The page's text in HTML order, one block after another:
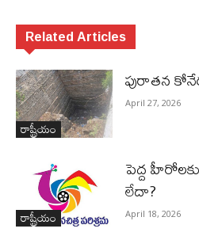
Related Articles
రాష్ట్రీయం
పురాత‌న
April 27, 2026
రాష్ట్రీయం
పెద్ద
లేదా?
April 18, 2026